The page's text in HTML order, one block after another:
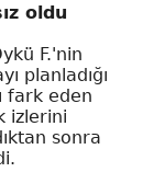
oldu
F.'nin
planladığı
fark eden
izlerini
sonra